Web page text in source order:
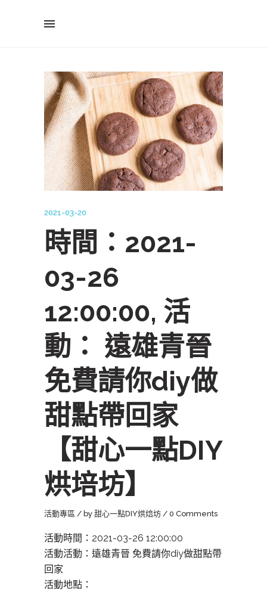
2021-03-20
時間：2021-
03-26
12:00:00, 活
動： 遠雄青晉
免費請你diy做
甜點帶回家
【甜心一點DIY
烘培坊】
活動專區 by 甜心一點DIY烘焙坊 0 Comments
活動時間：2021-03-26 12:00:00
活動活動：遠雄青晉 免費請你diy做甜點帶
回家
活動地點：